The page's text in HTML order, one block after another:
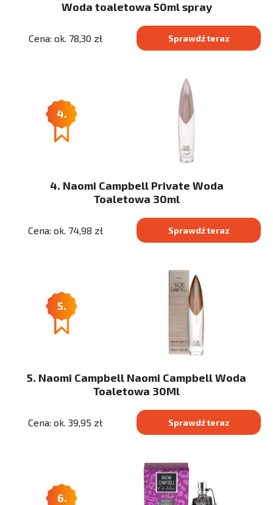
Woda toaletowa 50ml spray
Cena: ok. 78,30 zł Sprawdź teraz
4.
4. Naomi Campbell Private Woda
Toaletowa 30ml
Cena: ok. 74,98 zł Sprawdź teraz
5.
5. Naomi Campbell Naomi Campbell Woda
Toaletowa 30Ml
Cena: ok. 39,95 zł Sprawdź teraz
6.